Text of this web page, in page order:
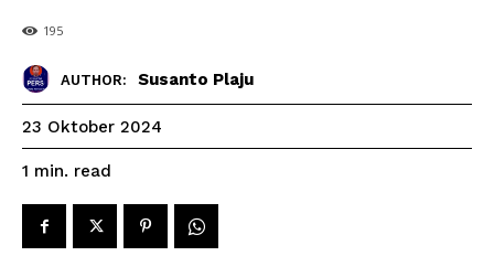
195
AUTHOR: Susanto Plaju
23 Oktober 2024
1 min. read